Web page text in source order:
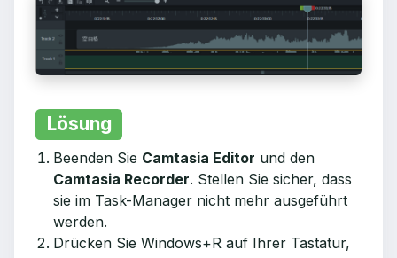
Lösung
Beenden Sie Camtasia Editor und den
Camtasia Recorder. Stellen Sie sicher, dass
sie im Task-Manager nicht mehr ausgeführt
werden.
Drücken Sie Windows+R auf Ihrer Tastatur,